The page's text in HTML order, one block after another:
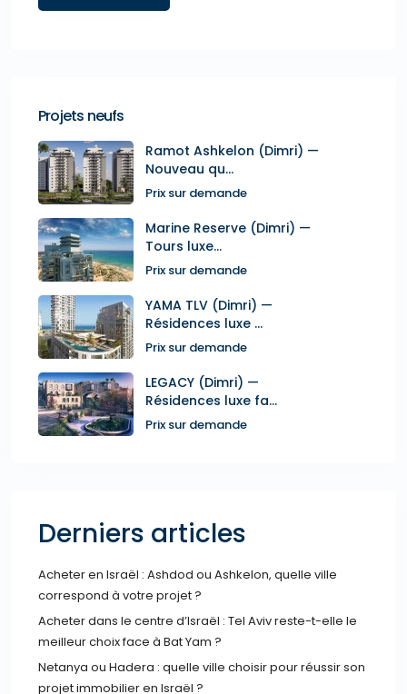
Projets neufs
Ramot Ashkelon (Dimri) —
Nouveau qu...
Prix sur demande
Marine Reserve (Dimri) —
Tours luxe...
Prix sur demande
YAMA TLV (Dimri) —
Résidences luxe ...
Prix sur demande
LEGACY (Dimri) —
Résidences luxe fa...
Prix sur demande
Derniers articles
Acheter en Israël : Ashdod ou Ashkelon, quelle ville
correspond à votre projet ?
Acheter dans le centre d’Israël : Tel Aviv reste-t-elle le
meilleur choix face à Bat Yam ?
Netanya ou Hadera : quelle ville choisir pour réussir son
projet immobilier en Israël ?